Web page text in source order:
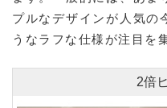
プルなデザインが人気の
うなラフな仕様が注目を
2倍